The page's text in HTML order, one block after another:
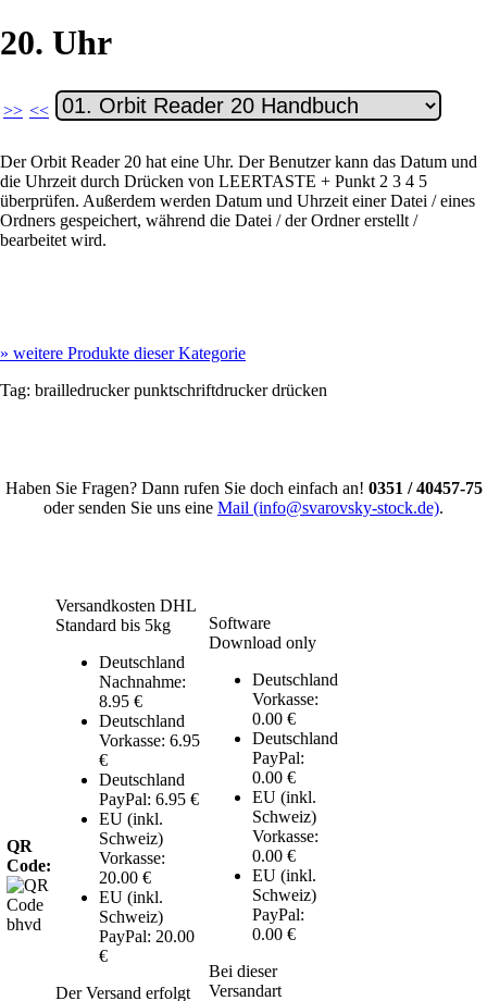
20. Uhr
>> <<
Der Orbit Reader 20 hat eine Uhr. Der Benutzer kann das Datum und
die Uhrzeit durch Drücken von LEERTASTE + Punkt 2 3 4 5
überprüfen. Außerdem werden Datum und Uhrzeit einer Datei / eines
Ordners gespeichert, während die Datei / der Ordner erstellt /
bearbeitet wird.
» weitere Produkte dieser Kategorie
Tag: brailledruckerpunktschriftdruckerdrücken
Haben Sie Fragen? Dann rufen Sie doch einfach an! 0351 / 40457-75
oder senden Sie uns eine Mail (info@svarovsky-stock.de).
QR
Code:
Versandkosten DHL
Standard bis 5kg
Deutschland
Nachnahme:
8.95 €
Deutschland
Vorkasse: 6.95
€
Deutschland
PayPal: 6.95 €
EU (inkl.
Schweiz)
Vorkasse:
20.00 €
EU (inkl.
Schweiz)
PayPal: 20.00
€
Der Versand erfolgt
Software
Download only
Deutschland
Vorkasse:
0.00 €
Deutschland
PayPal:
0.00 €
EU (inkl.
Schweiz)
Vorkasse:
0.00 €
EU (inkl.
Schweiz)
PayPal:
0.00 €
Bei dieser
Versandart